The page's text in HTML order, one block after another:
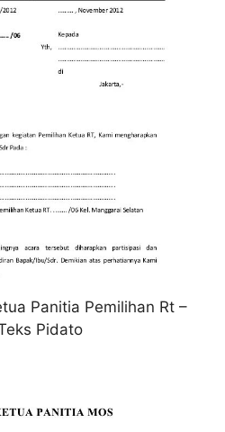
Panitia Pemilihan Rt –
Pidato